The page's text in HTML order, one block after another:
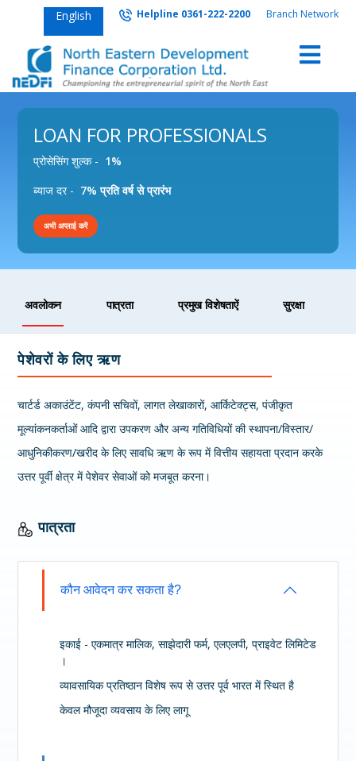
English Helpline 0361-222-2200 Branch Network
LOAN FOR PROFESSIONALS
प्रोसेसिंग शुल्क - 1%
ब्याज दर - 7% प्रति वर्ष से प्रारंभ
अभी अप्लाई करें
अवलोकन पात्रता प्रमुख विशेषताऐं सुरक्षा
पेशेवरों के लिए ऋण
चार्टर्ड अकाउंटेंट, कंपनी सचिवों, लागत लेखाकारों, आर्किटेक्ट्स, पंजीकृत
मूल्यांकनकर्ताओं आदि द्वारा उपकरण और अन्य गतिविधियों की स्थापना/विस्तार/
आधुनिकीकरण/खरीद के लिए सावधि ऋण के रूप में वित्तीय सहायता प्रदान करके
उत्तर पूर्वी क्षेत्र में पेशेवर सेवाओं को मजबूत करना।
पात्रता
कौन आवेदन कर सकता है?
इकाई - एकमात्र मालिक, साझेदारी फर्म, एलएलपी, प्राइवेट लिमिटेड
।
व्यावसायिक प्रतिष्ठान विशेष रूप से उत्तर पूर्व भारत में स्थित है
केवल मौजूदा व्यवसाय के लिए लागू